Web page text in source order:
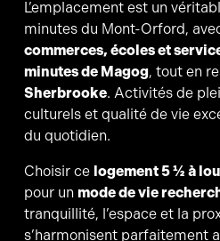
L’emplacement est un
minutes du Mont-Orford,
commerces, écoles et
minutes de Magog, tout en
Sherbrooke. Activités de
culturels et qualité de vie
du quotidien.
Choisir ce logement 5 ½ à
pour un mode de vie
tranquillité, l’espace et la
s’harmonisent parfaitement